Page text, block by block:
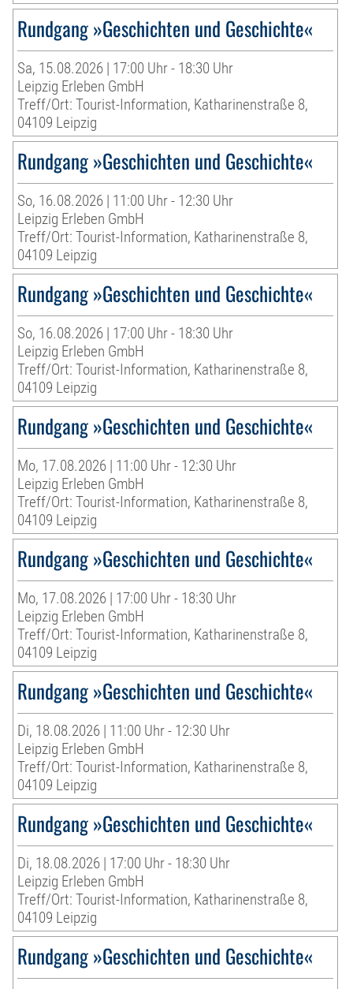
Rundgang »Geschichten und Geschichte«
Sa, 15.08.2026 | 17:00 Uhr - 18:30 Uhr
Leipzig Erleben GmbH
Treff/Ort: Tourist-Information, Katharinenstraße 8,
04109 Leipzig
Rundgang »Geschichten und Geschichte«
So, 16.08.2026 | 11:00 Uhr - 12:30 Uhr
Leipzig Erleben GmbH
Treff/Ort: Tourist-Information, Katharinenstraße 8,
04109 Leipzig
Rundgang »Geschichten und Geschichte«
So, 16.08.2026 | 17:00 Uhr - 18:30 Uhr
Leipzig Erleben GmbH
Treff/Ort: Tourist-Information, Katharinenstraße 8,
04109 Leipzig
Rundgang »Geschichten und Geschichte«
Mo, 17.08.2026 | 11:00 Uhr - 12:30 Uhr
Leipzig Erleben GmbH
Treff/Ort: Tourist-Information, Katharinenstraße 8,
04109 Leipzig
Rundgang »Geschichten und Geschichte«
Mo, 17.08.2026 | 17:00 Uhr - 18:30 Uhr
Leipzig Erleben GmbH
Treff/Ort: Tourist-Information, Katharinenstraße 8,
04109 Leipzig
Rundgang »Geschichten und Geschichte«
Di, 18.08.2026 | 11:00 Uhr - 12:30 Uhr
Leipzig Erleben GmbH
Treff/Ort: Tourist-Information, Katharinenstraße 8,
04109 Leipzig
Rundgang »Geschichten und Geschichte«
Di, 18.08.2026 | 17:00 Uhr - 18:30 Uhr
Leipzig Erleben GmbH
Treff/Ort: Tourist-Information, Katharinenstraße 8,
04109 Leipzig
Rundgang »Geschichten und Geschichte«